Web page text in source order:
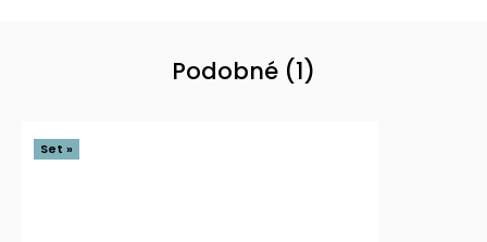
Podobné (1)
Set »